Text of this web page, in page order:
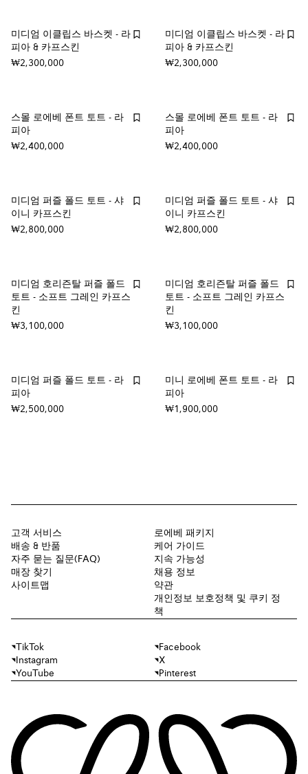
미디엄 이클립스 바스켓 - 라
피아 & 카프스킨
₩2,300,000
미디엄 이클립스 바스켓 - 라
피아 & 카프스킨
₩2,300,000
스몰 로에베 폰트 토트 - 라
피아
₩2,400,000
스몰 로에베 폰트 토트 - 라
피아
₩2,400,000
미디엄 퍼즐 폴드 토트 - 샤
이니 카프스킨
₩2,800,000
미디엄 퍼즐 폴드 토트 - 샤
이니 카프스킨
₩2,800,000
미디엄 호리즌탈 퍼즐 폴드
토트 - 소프트 그레인 카프스
킨
₩3,100,000
미디엄 호리즌탈 퍼즐 폴드
토트 - 소프트 그레인 카프스
킨
₩3,100,000
미디엄 퍼즐 폴드 토트 - 라
피아
₩2,500,000
미니 로에베 폰트 토트 - 라
피아
₩1,900,000
고객 서비스
배송 & 반품
자주 묻는 질문(FAQ)
매장 찾기
사이트맵
로에베 패키지
케어 가이드
지속 가능성
채용 정보
약관
개인정보 보호정책 및 쿠키 정
책
TikTok
Facebook
Instagram
X
YouTube
Pinterest